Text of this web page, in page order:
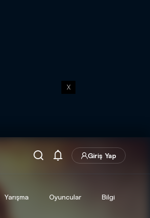
X
Giriş Yap
Yarışma Oyuncular Bilgi